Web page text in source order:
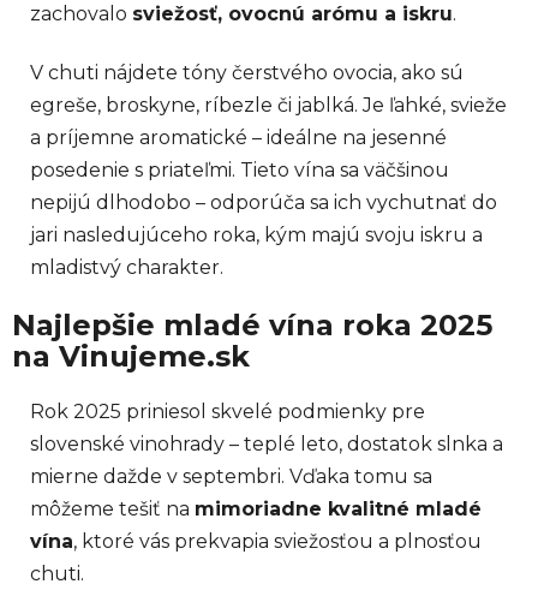
zachovalo sviežosť, ovocnú arómu a iskru.
V chuti nájdete tóny čerstvého ovocia, ako sú
egreše, broskyne, ríbezle či jablká. Je ľahké, svieže
a príjemne aromatické – ideálne na jesenné
posedenie s priateľmi. Tieto vína sa väčšinou
nepijú dlhodobo – odporúča sa ich vychutnať do
jari nasledujúceho roka, kým majú svoju iskru a
mladistvý charakter.
Najlepšie mladé vína roka 2025
na Vinujeme.sk
Rok 2025 priniesol skvelé podmienky pre
slovenské vinohrady – teplé leto, dostatok slnka a
mierne dažde v septembri. Vďaka tomu sa
môžeme tešiť na mimoriadne kvalitné mladé
vína, ktoré vás prekvapia sviežosťou a plnosťou
chuti.